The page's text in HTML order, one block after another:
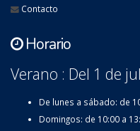
Contacto
Horario
Verano : Del 1 de
De lunes a sábado: de
Domingos: de 10:00 a